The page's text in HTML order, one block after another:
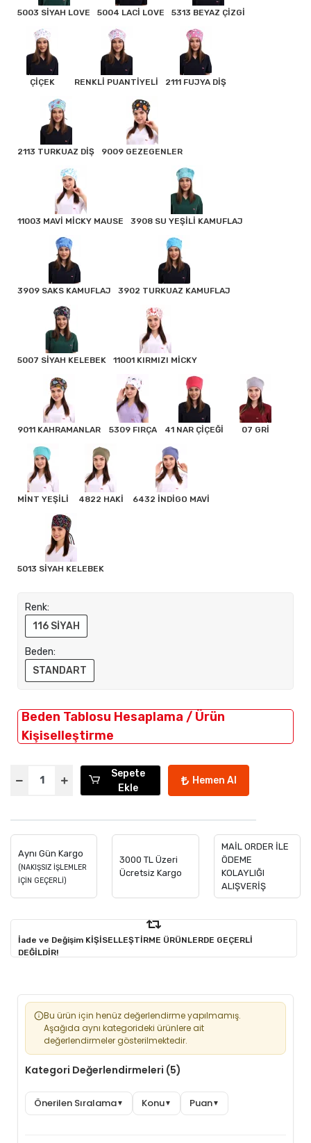
5003 SİYAH LOVE 5004 LACİ LOVE 5313 BEYAZ ÇİZGİ
ÇİÇEK RENKLİ PUANTİYELİ 2111 FUJYA DİŞ
2113 TURKUAZ DİŞ 9009 GEZEGENLER
11003 MAVİ MİCKY MAUSE 3908 SU YEŞİLİ KAMUFLAJ
3909 SAKS KAMUFLAJ 3902 TURKUAZ KAMUFLAJ
5007 SİYAH KELEBEK 11001 KIRMIZI MİCKY
9011 KAHRAMANLAR 5309 FIRÇA 41 NAR ÇİÇEĞİ 07 GRİ
MİNT YEŞİLİ 4822 HAKİ 6432 İNDİGO MAVİ
5013 SİYAH KELEBEK
Renk:
116 SİYAH
Beden:
STANDART
Beden Tablosu Hesaplama / Ürün
Kişiselleştirme
Sepete
Ekle
Hemen Al
Aynı Gün Kargo
(NAKIŞSIZ İŞLEMLER
İÇİN GEÇERLİ)
3000 TL Üzeri
Ücretsiz Kargo
MAİL ORDER İLE
ÖDEME
KOLAYLIĞI
ALIŞVERİŞ
İade ve Değişim KİŞİSELLEŞTİRME ÜRÜNLERDE GEÇERLİ
DEĞİLDİR!
Bu ürün için henüz değerlendirme yapılmamış.
Aşağıda aynı kategorideki ürünlere ait
değerlendirmeler gösterilmektedir.
Kategori Değerlendirmeleri (5)
Önerilen Sıralama▼ Konu▼ Puan▼